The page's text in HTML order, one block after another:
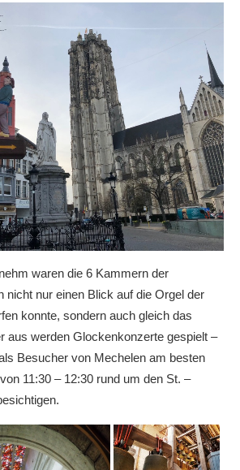
waren die 6 Kammern der
nicht nur einen Blick auf die Orgel der
konnte, sondern auch gleich das
aus werden Glockenkonzerte gespielt –
Besucher von Mechelen am besten
11:30 – 12:30 rund um den St. –